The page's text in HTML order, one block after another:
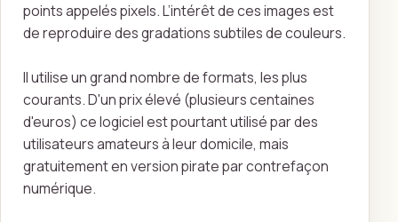
points appelés pixels. L’intérêt de ces images est
de reproduire des gradations subtiles de couleurs.
Il utilise un grand nombre de formats, les plus
courants. D'un prix élevé (plusieurs centaines
d'euros) ce logiciel est pourtant utilisé par des
utilisateurs amateurs à leur domicile, mais
gratuitement en version pirate par contrefaçon
numérique.